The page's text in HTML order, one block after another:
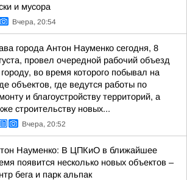
и мусора
Вчера, 20:54
города Антон Науменко сегодня, 8
провел очередной рабочий объезд
во время которого побывал на
объектов, где ведутся работы по
и благоустройству территорий, а
строительству новых...
Вчера, 20:52
Науменко: В ЦПКиО в ближайшее
появится несколько новых объектов –
бега и парк альпак